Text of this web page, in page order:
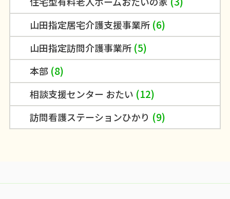
山田指定居宅介護支援事業所 (6)
山田指定訪問介護事業所 (5)
本部 (8)
相談支援センター おたい (12)
訪問看護ステーションひかり (9)